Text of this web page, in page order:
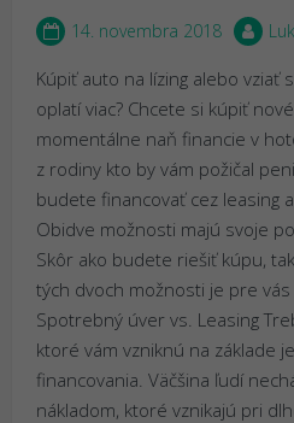
14. novembra 2018
Kúpiť auto na lízing alebo vziať
oplatí viac? Chcete si kúpiť
momentálne naň financie v
z rodiny kto by vám požičal
budete financovať cez leasing
Obidve možnosti majú svoje
Skôr ako budete riešiť kúpu,
tých dvoch možnosti je pre vás
Spotrebný úver vs. Leasing
ktoré vám vzniknú na základe
financovania. Väčšina ľudí
nákladom, ktoré vznikajú pri